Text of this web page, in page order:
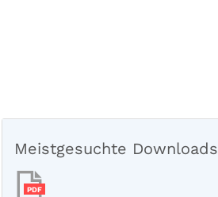
Meistgesuchte Downloads
PDF